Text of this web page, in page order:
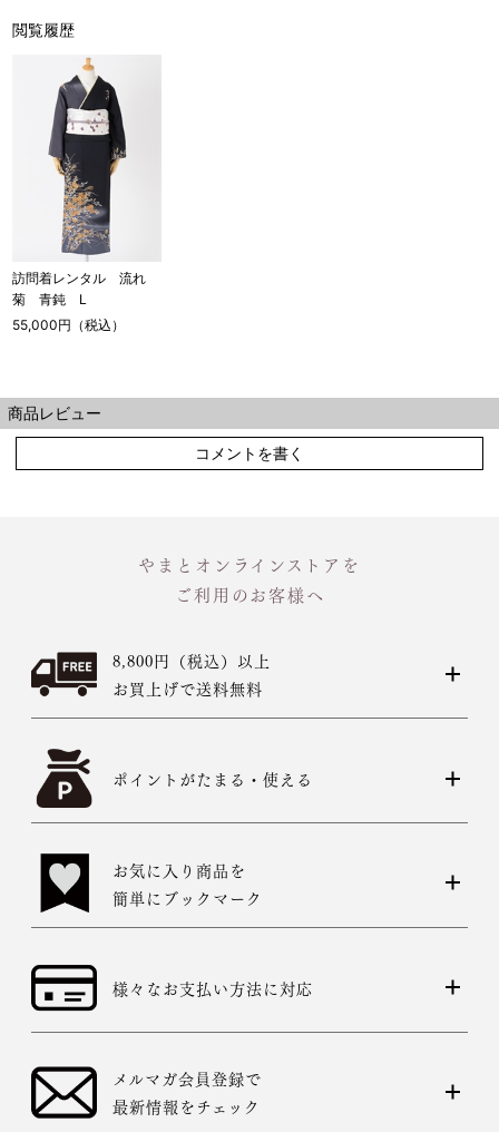
閲覧履歴
訪問着レンタル 流れ
菊 青鈍 L
55,000円（税込）
商品レビュー
コメントを書く
やまとオンラインストアを
ご利用のお客様へ
8,800円（税込）以上
お買上げで送料無料
ポイントがたまる・使える
お気に入り商品を
簡単にブックマーク
様々なお支払い方法に対応
メルマガ会員登録で
最新情報をチェック